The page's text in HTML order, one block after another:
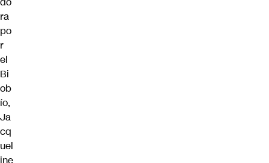
ra
po
r
el
Bi
ob
ío,
Ja
cq
uel
ine